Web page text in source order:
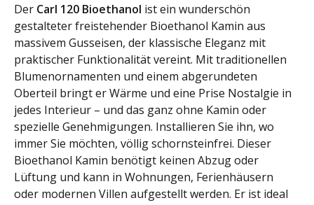
Der Carl 120 Bioethanol ist ein wunderschön
gestalteter freistehender Bioethanol Kamin aus
massivem Gusseisen, der klassische Eleganz mit
praktischer Funktionalität vereint. Mit traditionellen
Blumenornamenten und einem abgerundeten
Oberteil bringt er Wärme und eine Prise Nostalgie in
jedes Interieur – und das ganz ohne Kamin oder
spezielle Genehmigungen. Installieren Sie ihn, wo
immer Sie möchten, völlig schornsteinfrei. Dieser
Bioethanol Kamin benötigt keinen Abzug oder
Lüftung und kann in Wohnungen, Ferienhäusern
oder modernen Villen aufgestellt werden. Er ist ideal